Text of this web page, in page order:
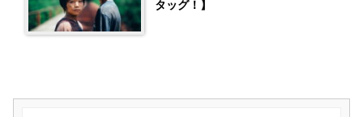
タッグ！】